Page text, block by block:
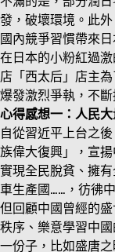
發，破壞環境。此
國內競爭習慣帶來
在日本的小粉紅過
店「西太后」店主
爆發激烈爭執，不
心得感想一：人民
自從習近平上台之
族偉大復興」，宣
實現全民脫貧、擁
車生產國……，彷彿
但回顧中國曾經的
秩序、樂意學習中
一份子，比如盛唐